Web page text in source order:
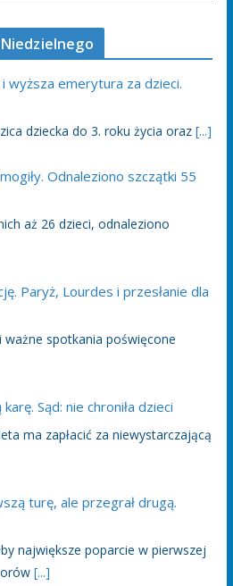
wyższa emerytura za dzieci.
dziecka do 3. roku życia oraz [...]
Odnaleziono szczątki 55
aż 26 dzieci, odnaleziono
Paryż, Lourdes i przesłanie dla
spotkania poświęcone
Sąd: nie chroniła dzieci
ma zapłacić za niewystarczającą
turę, ale przegrał drugą.
największe poparcie w pierwszej
[...]